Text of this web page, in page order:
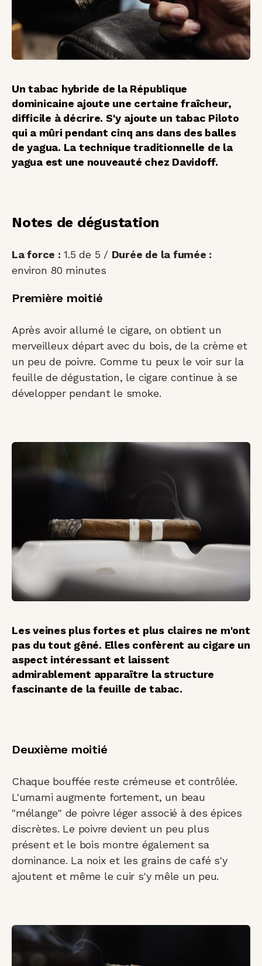
Un tabac hybride de la République
dominicaine ajoute une certaine fraîcheur,
difficile à décrire. S'y ajoute un tabac Piloto
qui a mûri pendant cinq ans dans des balles
de yagua. La technique traditionnelle de la
yagua est une nouveauté chez Davidoff.
Notes de dégustation
La force : 1.5 de 5 / Durée de la fumée :
environ 80 minutes
Première moitié
Après avoir allumé le cigare, on obtient un
merveilleux départ avec du bois, de la crème et
un peu de poivre. Comme tu peux le voir sur la
feuille de dégustation, le cigare continue à se
développer pendant le smoke.
Les veines plus fortes et plus claires ne m'ont
pas du tout gêné. Elles confèrent au cigare un
aspect intéressant et laissent
admirablement apparaître la structure
fascinante de la feuille de tabac.
Deuxième moitié
Chaque bouffée reste crémeuse et contrôlée.
L'umami augmente fortement, un beau
"mélange" de poivre léger associé à des épices
discrètes. Le poivre devient un peu plus
présent et le bois montre également sa
dominance. La noix et les grains de café s'y
ajoutent et même le cuir s'y mêle un peu.